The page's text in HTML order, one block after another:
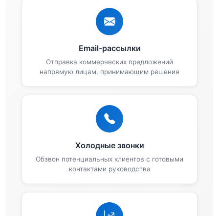
Email-рассылки
Отправка коммерческих предложений
напрямую лицам, принимающим решения
Холодные звонки
Обзвон потенциальных клиентов с готовыми
контактами руководства